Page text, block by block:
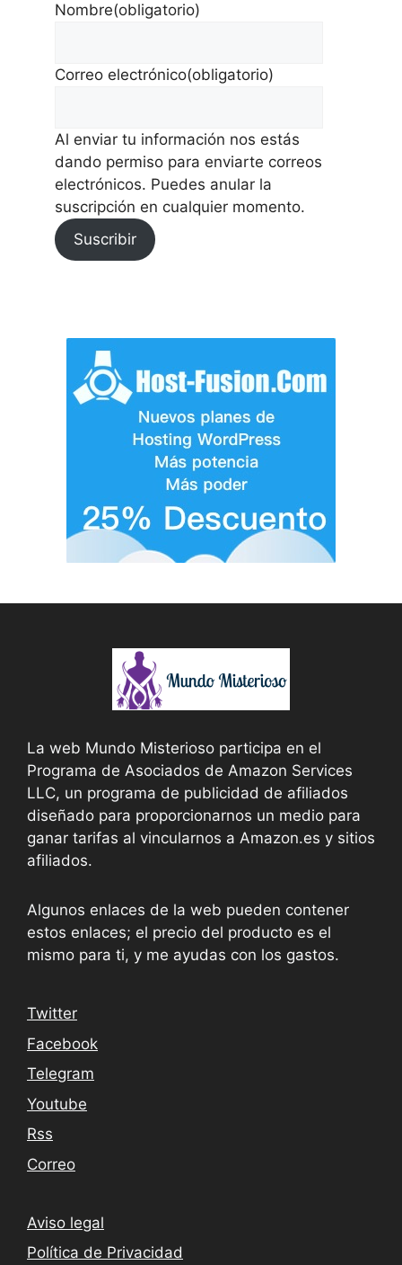
Nombre(obligatorio)
Correo electrónico(obligatorio)
Al enviar tu información nos estás
dando permiso para enviarte correos
electrónicos. Puedes anular la
suscripción en cualquier momento.
Suscribir
La web Mundo Misterioso participa en el
Programa de Asociados de Amazon Services
LLC, un programa de publicidad de afiliados
diseñado para proporcionarnos un medio para
ganar tarifas al vincularnos a Amazon.es y sitios
afiliados.
Algunos enlaces de la web pueden contener
estos enlaces; el precio del producto es el
mismo para ti, y me ayudas con los gastos.
Twitter
Facebook
Telegram
Youtube
Rss
Correo
Aviso legal
Política de Privacidad